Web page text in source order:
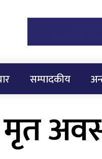
सम्पादकीय